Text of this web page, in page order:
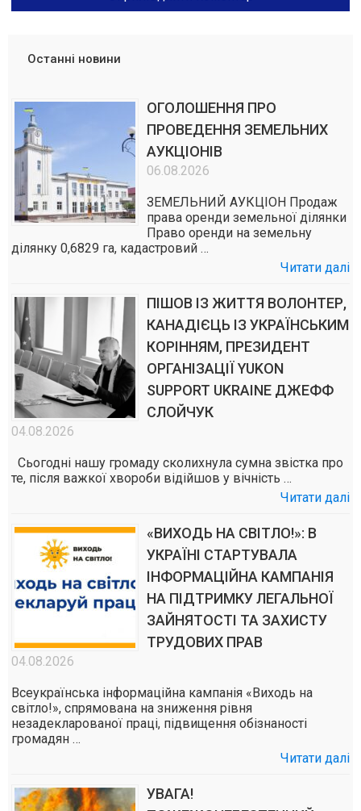
Останні новини
ОГОЛОШЕННЯ ПРО
ПРОВЕДЕННЯ ЗЕМЕЛЬНИХ
АУКЦІОНІВ
06.08.2026
ЗЕМЕЛЬНИЙ АУКЦІОН Продаж
права оренди земельної ділянки
Право оренди на земельну
ділянку 0,6829 га, кадастровий …
Читати далі
ПІШОВ ІЗ ЖИТТЯ ВОЛОНТЕР,
КАНАДІЄЦЬ ІЗ УКРАЇНСЬКИМ
КОРІННЯМ, ПРЕЗИДЕНТ
ОРГАНІЗАЦІЇ YUKON
SUPPORT UKRAINE ДЖЕФФ
СЛОЙЧУК
04.08.2026
Сьогодні нашу громаду сколихнула сумна звістка про
те, після важкої хвороби відійшов у вічність …
Читати далі
«ВИХОДЬ НА СВІТЛО!»: В
УКРАЇНІ СТАРТУВАЛА
ІНФОРМАЦІЙНА КАМПАНІЯ
НА ПІДТРИМКУ ЛЕГАЛЬНОЇ
ЗАЙНЯТОСТІ ТА ЗАХИСТУ
ТРУДОВИХ ПРАВ
04.08.2026
Всеукраїнська інформаційна кампанія «Виходь на
світло!», спрямована на зниження рівня
незадекларованої праці, підвищення обізнаності
громадян …
Читати далі
УВАГА!